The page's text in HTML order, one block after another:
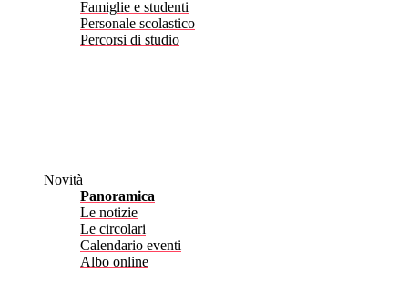
Famiglie e studenti
Personale scolastico
Percorsi di studio
Novità
Panoramica
Le notizie
Le circolari
Calendario eventi
Albo online